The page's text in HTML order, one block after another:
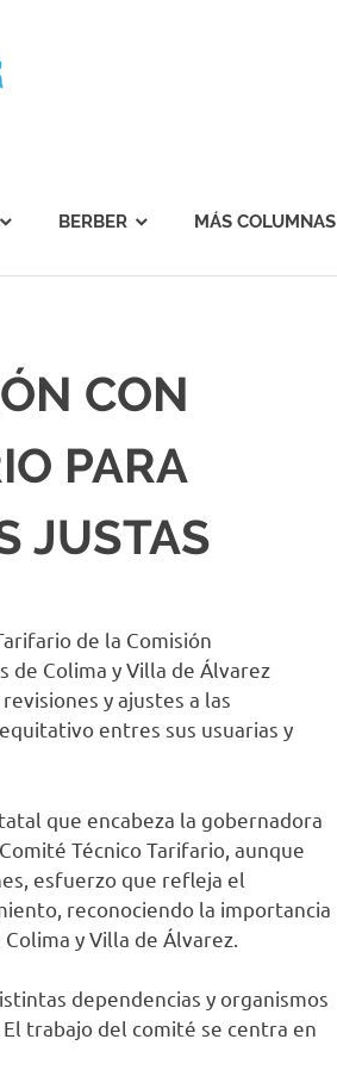
BERBER MÁS COLUMNAS
CON
PARA
JUSTAS
de la Comisión
de Colima y Villa de Álvarez
y ajustes a las
entres sus usuarias y
que encabeza la gobernadora
Técnico Tarifario, aunque
esfuerzo que refleja el
reconociendo la importancia
y Villa de Álvarez.
dependencias y organismos
trabajo del comité se centra en